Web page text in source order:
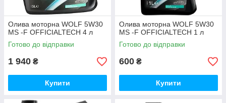
Олива моторна WOLF 5W30
MS -F OFFICIALTECH 4 л
Готово до відправки
1 940 ₴
Купити
Олива моторна WOLF 5W30
MS -F OFFICIALTECH 1 л
Готово до відправки
600 ₴
Купити